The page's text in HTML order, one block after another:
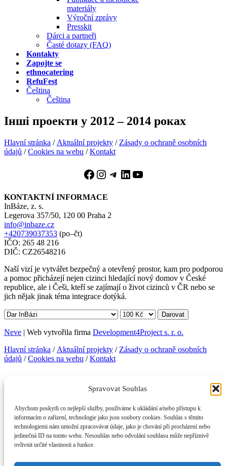
Spravovat Souhlas
Abychom poskytli co nejlepší služby, používáme k ukládání a/nebo přístupu k
informacím o zařízení, technologie jako jsou soubory cookies. Souhlas s těmito
technologiemi nám umožní zpracovávat údaje, jako je chování při procházení nebo
jedinečná ID na tomto webu. Nesouhlas nebo odvolání souhlasu může nepříznivě
ovlivnit určité vlastnosti a funkce.
materiály
Výroční zprávy
Presskit
Dárci a partneři
Časté dotazy (FAQ)
Kontakty
Zapojte se
ethnocatering
RefuFest
Čeština
Čeština
Інші проекти у 2012 – 2014 роках
Hlavní stránka / Aktuální projekty / Zásady o ochraně osobních
údajů /Cookies na webu /Kontakt
Facebook
Instagram
Telegram
LinkedIn
YouTube
KONTAKTNÍ INFORMACE
InBáze, z. s.
Legerova 357/50, 120 00 Praha 2
info@inbaze.cz
+420739037353 (po–čt)
IČO: 265 48 216
DIČ: CZ26548216
Naší vizí je vytvářet bezpečný a otevřený prostor, kam pro podporou
a pomoc přicházejí nejen cizinci hledající nový domov v České
republice, ale i Češi, kteří se zajímají o život cizinců v ČR nebo se
jich nějak jinak téma integrace dotýká.
Darovat
Neve | Web vytvořila firma Development4Project s. r. o.
Hlavní stránka / Aktuální projekty / Zásady o ochraně osobních
údajů /Cookies na webu /Kontakt
KONTAKTNÍ INFORMACE
InBáze, z. s.
Legerova 357/50, 120 00 Praha 2
info@inbaze.cz
+420739037353(po–čt)
IČO: 265 48 216